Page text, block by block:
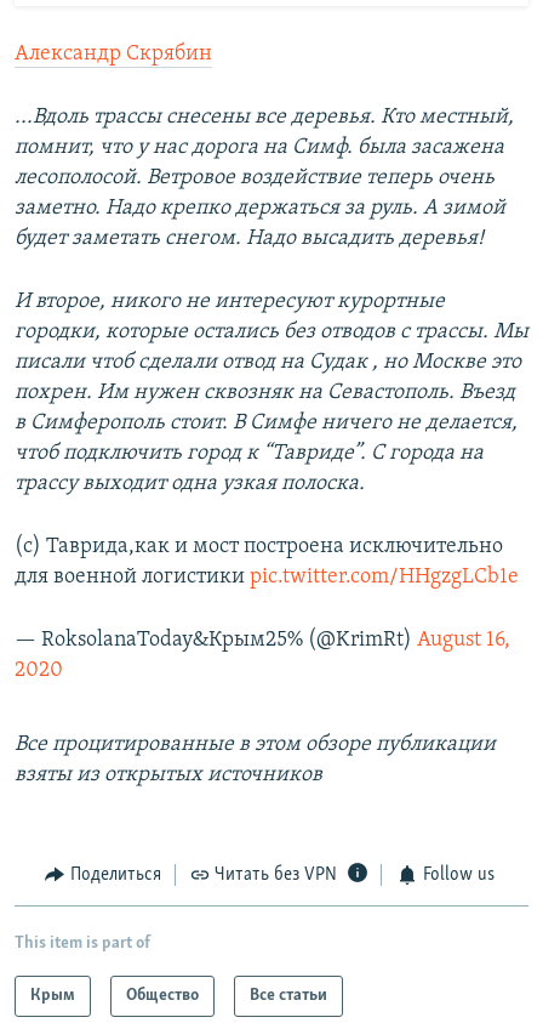
Александр Скрябин
...Вдоль трассы снесены все деревья. Кто местный,
помнит, что у нас дорога на Симф. была засажена
лесополосой. Ветровое воздействие теперь очень
заметно. Надо крепко держаться за руль. А зимой
будет заметать снегом. Надо высадить деревья!
И второе, никого не интересуют курортные
городки, которые остались без отводов с трассы. Мы
писали чтоб сделали отвод на Судак , но Москве это
похрен. Им нужен сквозняк на Севастополь. Въезд
в Симферополь стоит. В Симфе ничего не делается,
чтоб подключить город к “Тавриде”. С города на
трассу выходит одна узкая полоска.
(с) Таврида,как и мост построена исключительно
для военной логистики pic.twitter.com/HHgzgLCb1e
— RoksolanaToday&Крым25% (@KrimRt) August 16,
2020
Все процитированные в этом обзоре публикации
взяты из открытых источников
Поделиться Читать без VPN Follow us
This item is part of
Крым Общество Все статьи